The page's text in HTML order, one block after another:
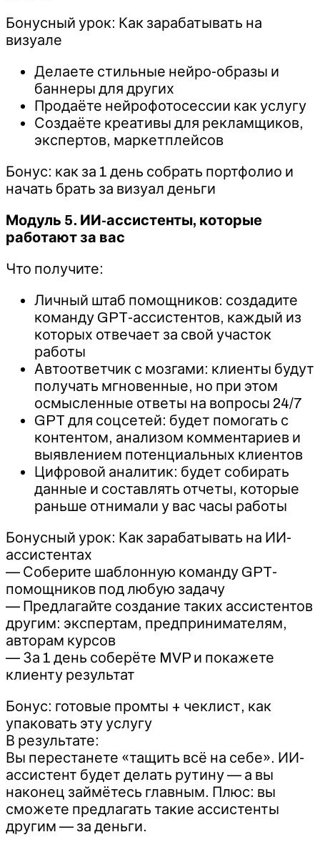
Бонусный урок: Как зарабатывать на
визуале
Делаете стильные нейро-образы и
баннеры для других
Продаёте нейрофотосессии как услугу
Создаёте креативы для рекламщиков,
экспертов, маркетплейсов
Бонус: как за 1 день собрать портфолио и
начать брать за визуал деньги
Модуль 5. ИИ-ассистенты, которые
работают за вас
Что получите:
Личный штаб помощников: создадите
команду GPT-ассистентов, каждый из
которых отвечает за свой участок
работы
Автоответчик с мозгами: клиенты будут
получать мгновенные, но при этом
осмысленные ответы на вопросы 24/7
GPT для соцсетей: будет помогать с
контентом, анализом комментариев и
выявлением потенциальных клиентов
Цифровой аналитик: будет собирать
данные и составлять отчеты, которые
раньше отнимали у вас часы работы
Бонусный урок: Как зарабатывать на ИИ-
ассистентах
— Соберите шаблонную команду GPT-
помощников под любую задачу
— Предлагайте создание таких ассистентов
другим: экспертам, предпринимателям,
авторам курсов
— За 1 день соберёте MVP и покажете
клиенту результат
Бонус: готовые промты + чеклист, как
упаковать эту услугу
В результате:
Вы перестанете «тащить всё на себе». ИИ-
ассистент будет делать рутину — а вы
наконец займётесь главным. Плюс: вы
сможете предлагать такие ассистенты
другим — за деньги.